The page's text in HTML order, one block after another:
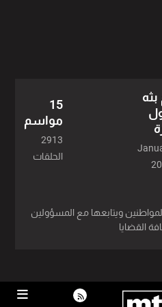
بثه
15
مواسم
2913
الحلقات
ويتابعها مع المسؤولين
القضايا